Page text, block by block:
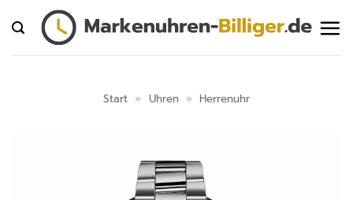
Inhalt
springen
Start » Uhren » Herrenuhr